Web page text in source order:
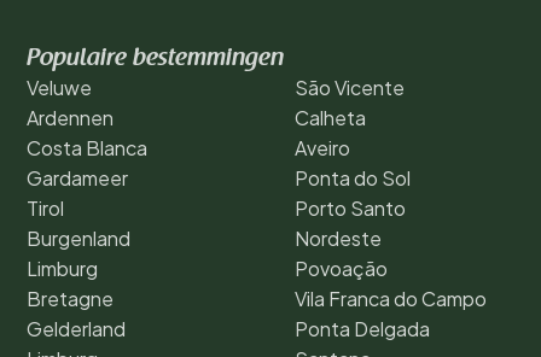
Populaire bestemmingen
Veluwe
Ardennen
Costa Blanca
Gardameer
Tirol
Burgenland
Limburg
Bretagne
Gelderland
São Vicente
Calheta
Aveiro
Ponta do Sol
Porto Santo
Nordeste
Povoação
Vila Franca do Campo
Ponta Delgada